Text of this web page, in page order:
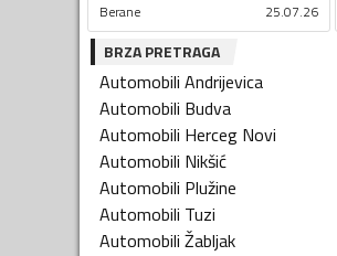
Berane 25.07.26
BRZA PRETRAGA
Automobili Andrijevica
Automobili Budva
Automobili Herceg Novi
Automobili Nikšić
Automobili Plužine
Automobili Tuzi
Automobili Žabljak